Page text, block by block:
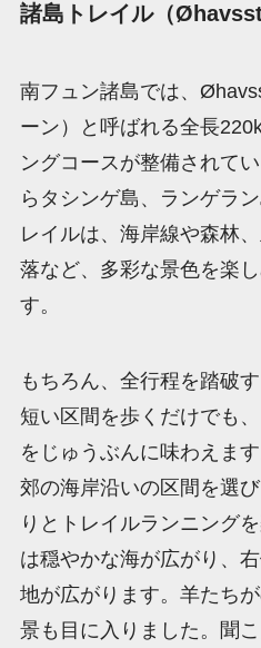
諸島トレイル（
南フュン諸島では、
ーン）と呼ばれる全長
ングコースが整備されて
らタシンゲ島、ランゲラ
レイルは、海岸線や森林
落など、多彩な景色を楽
す。
もちろん、全行程を踏破
短い区間を歩くだけでも
をじゅうぶんに味わえま
郊の海岸沿いの区間を選
りとトレイルランニング
は穏やかな海が広がり、
地が広がります。羊たち
景も目に入りました。聞